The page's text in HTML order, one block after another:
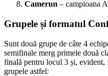
Camerun – campioana
Grupele și formatul
Sunt două grupe de câte 4
semifinale merg primele două
finală pentru locul 3 și, evident,
grupele astfel: